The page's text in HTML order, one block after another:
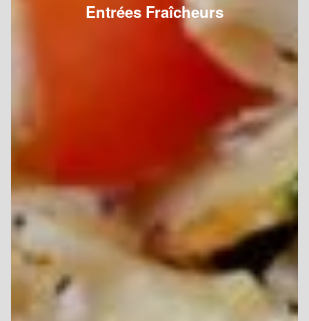
Entrées Fraîcheurs